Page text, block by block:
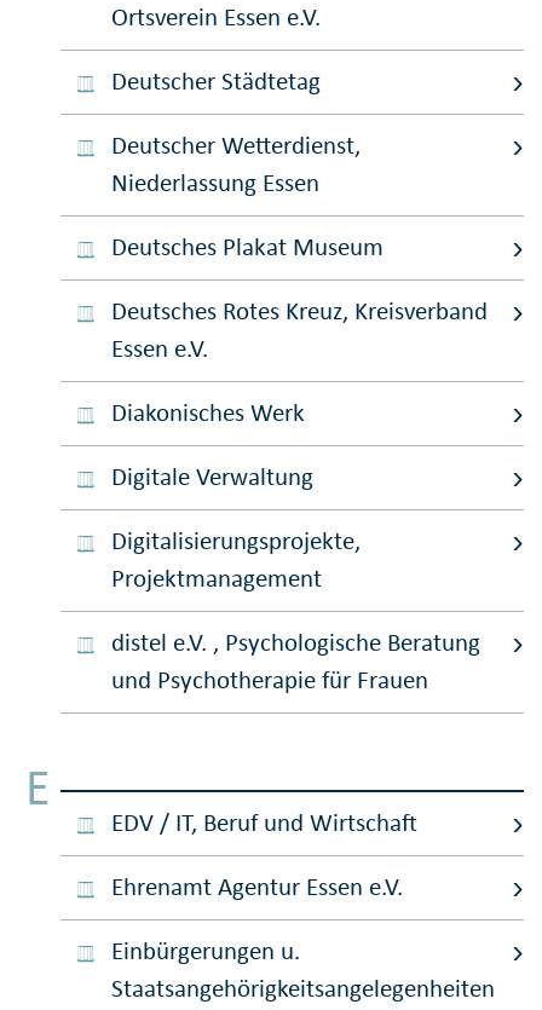
Ortsverein Essen e.V.
Deutscher Städtetag
Deutscher Wetterdienst,
Niederlassung Essen
Deutsches Plakat Museum
Deutsches Rotes Kreuz, Kreisverband
Essen e.V.
Diakonisches Werk
Digitale Verwaltung
Digitalisierungsprojekte,
Projektmanagement
distel e.V. , Psychologische Beratung
und Psychotherapie für Frauen
E
EDV / IT, Beruf und Wirtschaft
Ehrenamt Agentur Essen e.V.
Einbürgerungen u.
Staatsangehörigkeitsangelegenheiten